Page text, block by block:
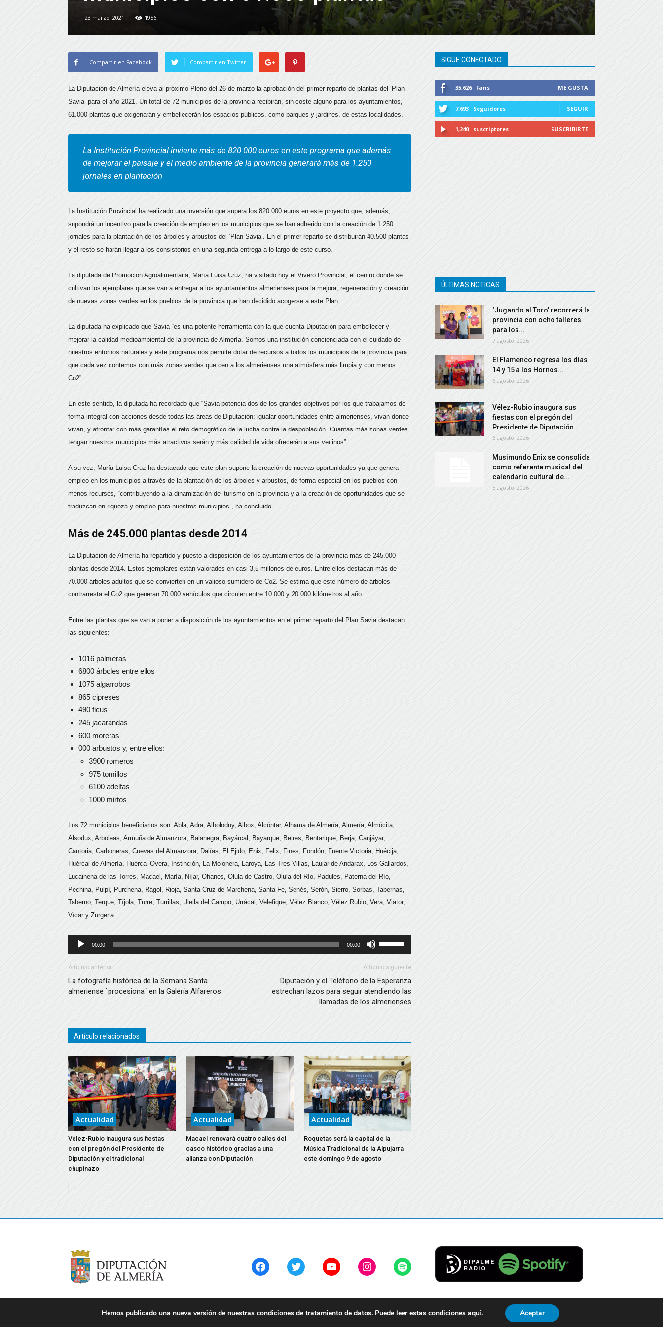
23 marzo, 2021 1956
Compartir en Facebook Compartir en Twitter
La Diputación de Almería eleva al próximo Pleno del 26 de marzo la aprobación del primer reparto de plantas del ‘Plan
Savia’ para el año 2021. Un total de 72 municipios de la provincia recibirán, sin coste alguno para los ayuntamientos,
61.000 plantas que oxigenarán y embellecerán los espacios públicos, como parques y jardines, de estas localidades.
La Institución Provincial invierte más de 820.000 euros en este programa que además
de mejorar el paisaje y el medio ambiente de la provincia generará más de 1.250
jornales en plantación
La Institución Provincial ha realizado una inversión que supera los 820.000 euros en este proyecto que, además,
supondrá un incentivo para la creación de empleo en los municipios que se han adherido con la creación de 1.250
jornales para la plantación de los árboles y arbustos del ‘Plan Savia’. En el primer reparto se distribuirán 40.500 plantas
y el resto se harán llegar a los consistorios en una segunda entrega a lo largo de este curso.
La diputada de Promoción Agroalimentaria, María Luisa Cruz, ha visitado hoy el Vivero Provincial, el centro donde se
cultivan los ejemplares que se van a entregar a los ayuntamientos almerienses para la mejora, regeneración y creación
de nuevas zonas verdes en los pueblos de la provincia que han decidido acogerse a este Plan.
La diputada ha explicado que Savia “es una potente herramienta con la que cuenta Diputación para embellecer y
mejorar la calidad medioambiental de la provincia de Almería. Somos una institución concienciada con el cuidado de
nuestros entornos naturales y este programa nos permite dotar de recursos a todos los municipios de la provincia para
que cada vez contemos con más zonas verdes que den a los almerienses una atmósfera más limpia y con menos
Co2”.
En este sentido, la diputada ha recordado que “Savia potencia dos de los grandes objetivos por los que trabajamos de
forma integral con acciones desde todas las áreas de Diputación: igualar oportunidades entre almerienses, vivan donde
vivan, y afrontar con más garantías el reto demográfico de la lucha contra la despoblación. Cuantas más zonas verdes
tengan nuestros municipios más atractivos serán y más calidad de vida ofrecerán a sus vecinos”.
A su vez, María Luisa Cruz ha destacado que este plan supone la creación de nuevas oportunidades ya que genera
empleo en los municipios a través de la plantación de los árboles y arbustos, de forma especial en los pueblos con
menos recursos, “contribuyendo a la dinamización del turismo en la provincia y a la creación de oportunidades que se
traduzcan en riqueza y empleo para nuestros municipios”, ha concluido.
Más de 245.000 plantas desde 2014
La Diputación de Almería ha repartido y puesto a disposición de los ayuntamientos de la provincia más de 245.000
plantas desde 2014. Estos ejemplares están valorados en casi 3,5 millones de euros. Entre ellos destacan más de
70.000 árboles adultos que se convierten en un valioso sumidero de Co2. Se estima que este número de árboles
contrarresta el Co2 que generan 70.000 vehículos que circulen entre 10.000 y 20.000 kilómetros al año.
Entre las plantas que se van a poner a disposición de los ayuntamientos en el primer reparto del Plan Savia destacan
las siguientes:
1016 palmeras
6800 árboles entre ellos
1075 algarrobos
865 cipreses
490 ficus
245 jacarandas
600 moreras
000 arbustos y, entre ellos:
3900 romeros
975 tomillos
6100 adelfas
1000 mirtos
Los 72 municipios beneficiarios son: Abla, Adra, Alboloduy, Albox, Alcóntar, Alhama de Almería, Almería, Almócita,
Alsodux, Arboleas, Armuña de Almanzora, Balanegra, Bayárcal, Bayarque, Beires, Bentarique, Berja, Canjáyar,
Cantoria, Carboneras, Cuevas del Almanzora, Dalías, El Ejido, Enix, Felix, Fines, Fondón, Fuente Victoria, Huécija,
Huércal de Almería, Huércal-Overa, Instinción, La Mojonera, Laroya, Las Tres Villas, Laujar de Andarax, Los Gallardos,
Lucainena de las Torres, Macael, María, Níjar, Ohanes, Olula de Castro, Olula del Río, Padules, Paterna del Río,
Pechina, Pulpí, Purchena, Rágol, Rioja, Santa Cruz de Marchena, Santa Fe, Senés, Serón, Sierro, Sorbas, Tabernas,
Taberno, Terque, Tíjola, Turre, Turrillas, Uleila del Campo, Urrácal, Velefique, Vélez Blanco, Vélez Rubio, Vera, Viator,
Vícar y Zurgena.
Reproductor
de
audio
00:00 00:00
las
teclas
de
flecha
arriba/abajo
o
disminuir
el
volumen.
Artículo anterior
La fotografía histórica de la Semana Santa
almeriense `procesiona´ en la Galería Alfareros
Artículo siguiente
Diputación y el Teléfono de la Esperanza
estrechan lazos para seguir atendiendo las
llamadas de los almerienses
Artículo relacionados
Actualidad
Vélez-Rubio inaugura sus fiestas
con el pregón del Presidente de
Diputación y el tradicional
chupinazo
Actualidad
Macael renovará cuatro calles del
casco histórico gracias a una
alianza con Diputación
Actualidad
Roquetas será la capital de la
Música Tradicional de la Alpujarra
este domingo 9 de agosto
SIGUE CONECTADO
35,626 Fans ME GUSTA
7,693 Seguidores SEGUIR
1,240 suscriptores SUSCRIBIRTE
ÚLTIMAS NOTICAS
‘Jugando al Toro’ recorrerá la
provincia con ocho talleres
para los...
7 agosto, 2026
El Flamenco regresa los días
14 y 15 a los Hornos...
6 agosto, 2026
Vélez-Rubio inaugura sus
fiestas con el pregón del
Presidente de Diputación...
6 agosto, 2026
Musimundo Enix se consolida
como referente musical del
calendario cultural de...
5 agosto, 2026
FacebookTwitterYouTubeInstagramSpotify
Contacto Aviso Legal Privacidad
© 2021 Diputación de Almería. Todos los derechos reservados.
Hemos publicado una nueva versión de nuestras condiciones de tratamiento de datos. Puede leer estas condicionesaquí. Aceptar